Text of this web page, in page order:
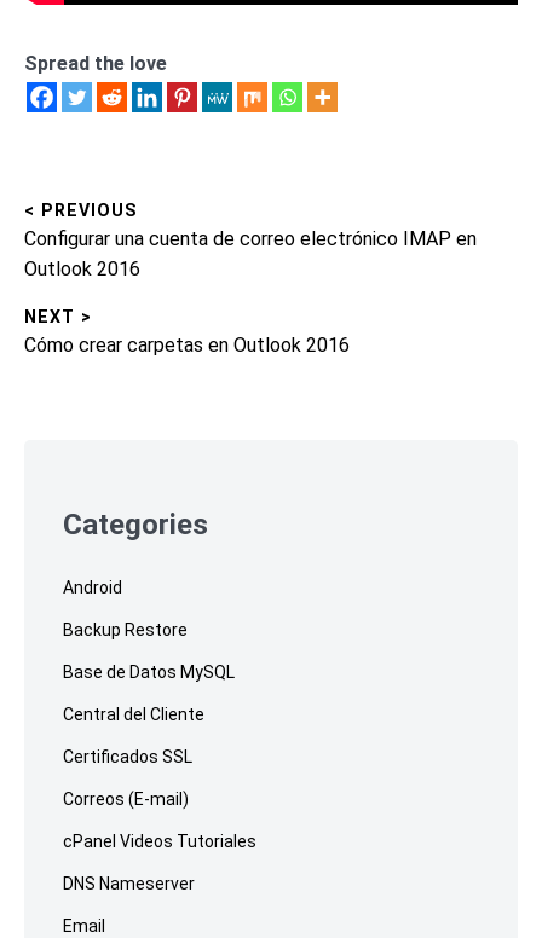
Spread the love
Navegación
de
entradas
< PREVIOUS
Previous
post:
Configurar una cuenta de correo electrónico IMAP en
Outlook 2016
NEXT >
Next
Cómo crear carpetas en Outlook 2016
footerCategories
Android
Backup Restore
Base de Datos MySQL
Central del Cliente
Certificados SSL
Correos (E-mail)
cPanel Videos Tutoriales
DNS Nameserver
Email